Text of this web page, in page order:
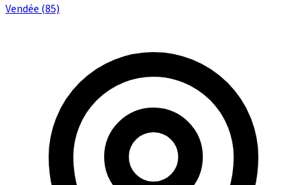
Vendée (85)